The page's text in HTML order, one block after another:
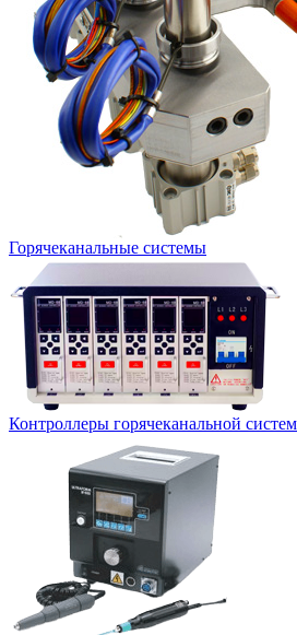
Горячеканальные системы
Контроллеры горячеканальной